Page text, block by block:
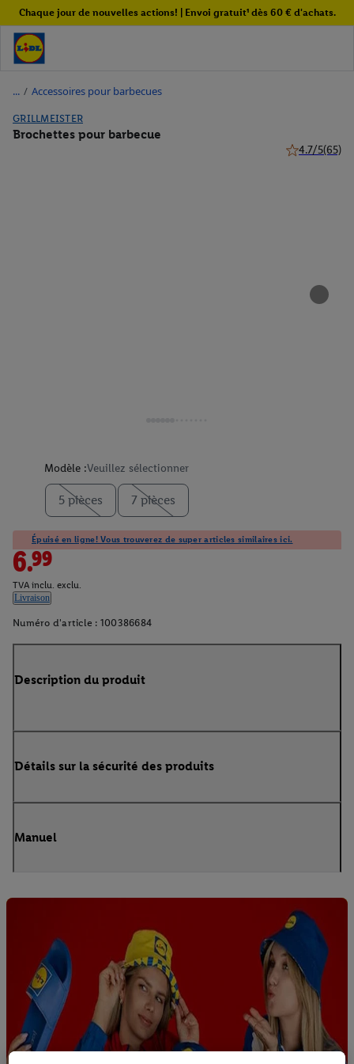
Chaque jour de nouvelles actions! | Envoi gratuit¹ dès 60 € d'achats.
/ Accessoires pour barbecues
GRILLMEISTER
Brochettes pour barbecue
4.7/5(65)
Modèle :Veuillez sélectionner
5 pièces 7 pièces
Épuisé en ligne! Vous trouverez de super articles similaires ici.
6.99
TVA inclu. exclu.
Livraison
Numéro d'article : 100386684
Description du produit
Détails sur la sécurité des produits
Manuel